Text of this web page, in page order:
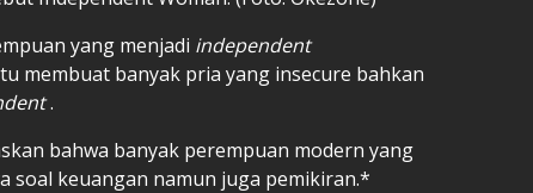
yang menjadi independent
membuat banyak pria yang insecure bahkan
.
bahwa banyak perempuan modern yang
soal keuangan namun juga pemikiran.*